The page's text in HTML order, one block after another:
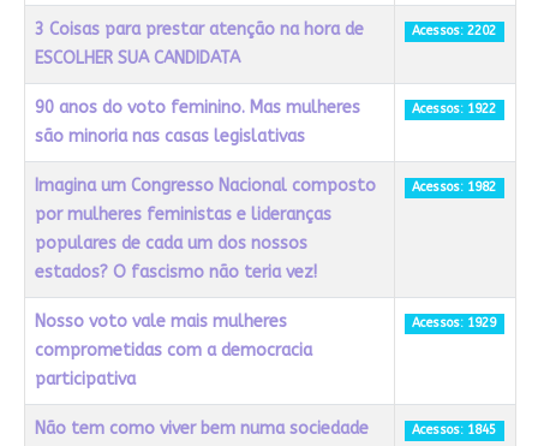
3 Coisas para prestar atenção na hora de
ESCOLHER SUA CANDIDATA
Acessos: 2202
90 anos do voto feminino. Mas mulheres
são minoria nas casas legislativas
Acessos: 1922
Imagina um Congresso Nacional composto
por mulheres feministas e lideranças
populares de cada um dos nossos
estados? O fascismo não teria vez!
Acessos: 1982
Nosso voto vale mais mulheres
comprometidas com a democracia
participativa
Acessos: 1929
Não tem como viver bem numa sociedade
Acessos: 1845